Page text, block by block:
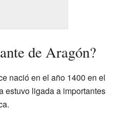
de Aragón?
nació en el año 1400 en el
estuvo ligada a importantes